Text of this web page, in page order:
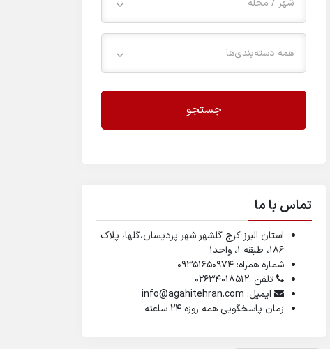
شهر / محله
همه دسته‌بندی‌ها
جستجو
تماس با ما
استان البرز کرج گلشهر شهر پردیسان،گلها، پلاک
۱۸۶، طبقه ۱، واحد1
شماره همراه: 09351650974
تلفن :02634018512
ایمیل: info@agahitehran.com
زمان پاسخگویی همه روزه 24 ساعته